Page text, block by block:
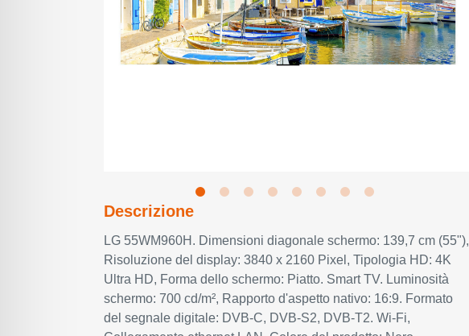
Descrizione
LG 55WM960H. Dimensioni diagonale schermo: 139,7 cm (55"),
Risoluzione del display: 3840 x 2160 Pixel, Tipologia HD: 4K
Ultra HD, Forma dello schermo: Piatto. Smart TV. Luminosità
schermo: 700 cd/m², Rapporto d'aspetto nativo: 16:9. Formato
del segnale digitale: DVB-C, DVB-S2, DVB-T2. Wi-Fi,